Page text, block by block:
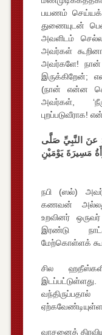
பயணம் செய்யக்
துணையுடன்
அவளிடம்
அவர்கள்
அவர்களே! நான்
இருக்கிறேன்;
(நான் என்ன
அவர்கள்,
புறப்படுவீராக!
عنَ النَّبِيِّ صَلَّى
مَسِيرَةَ يَوْمَيْنِ
நபி (ஸல்)
கணவன்
உறவினர்
இரண்டு
மேற்கொள்ளக்
சில
வாசனைத்